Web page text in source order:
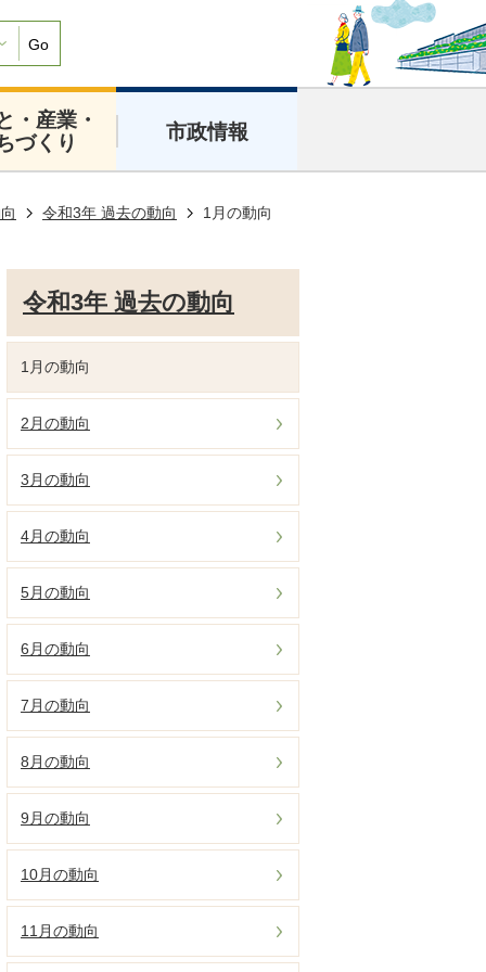
Go
・産業・
づくり
市政情報
令和3年 過去の動向 1月の動向
令和3年 過去の動向
1月の動向
2月の動向
3月の動向
4月の動向
5月の動向
6月の動向
7月の動向
8月の動向
9月の動向
10月の動向
11月の動向